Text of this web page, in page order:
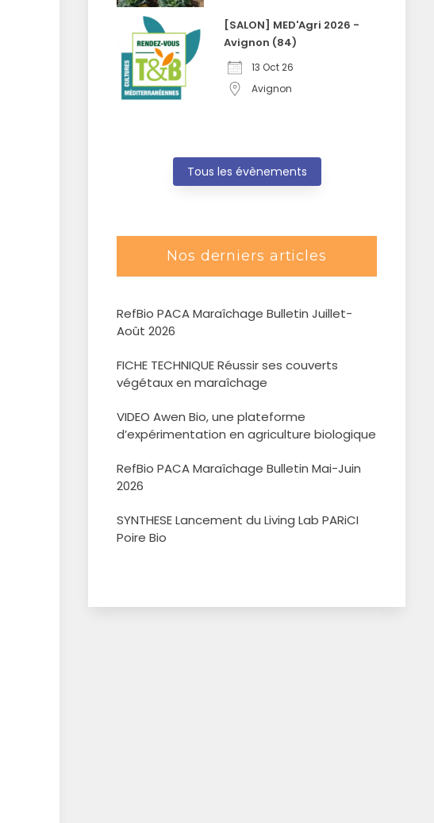
[SALON] MED'Agri 2026 -
Avignon (84)
13 Oct 26
Avignon
Tous les évènements
Nos derniers articles
RefBio PACA Maraîchage Bulletin Juillet-
Août 2026
FICHE TECHNIQUE Réussir ses couverts
végétaux en maraîchage
VIDEO Awen Bio, une plateforme
d’expérimentation en agriculture biologique
RefBio PACA Maraîchage Bulletin Mai-Juin
2026
SYNTHESE Lancement du Living Lab PARiCI
Poire Bio